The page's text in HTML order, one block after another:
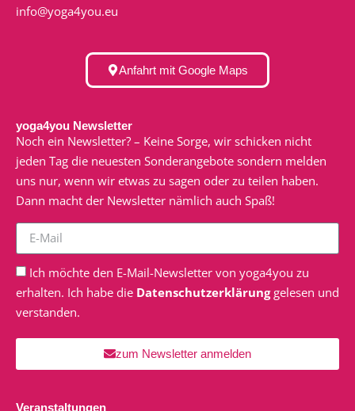
info@yoga4you.eu
Anfahrt mit Google Maps
yoga4you Newsletter
Noch ein Newsletter? – Keine Sorge, wir schicken nicht
jeden Tag die neuesten Sonderangebote sondern melden
uns nur, wenn wir etwas zu sagen oder zu teilen haben.
Dann macht der Newsletter nämlich auch Spaß!
Ich möchte den E-Mail-Newsletter von yoga4you zu
erhalten. Ich habe die Datenschutzerklärunggelesen und
verstanden.
zum Newsletter anmelden
Veranstaltungen